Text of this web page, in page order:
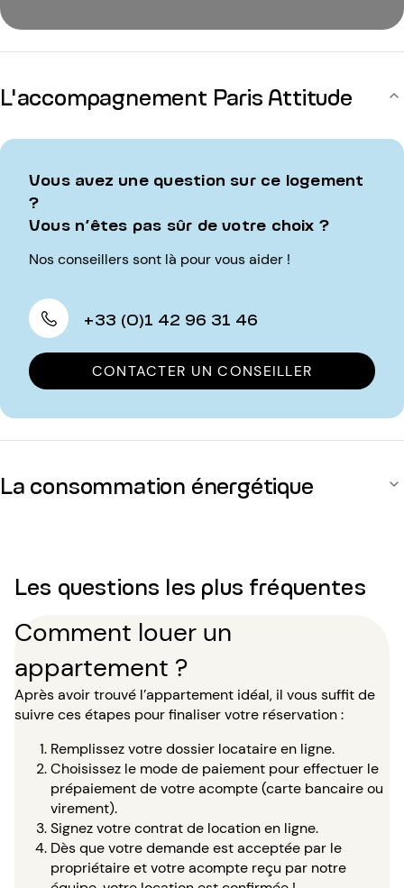
L'accompagnement Paris Attitude
Vous avez une question sur ce logement
?
Vous n’êtes pas sûr de votre choix ?
Nos conseillers sont là pour vous aider !
+33 (0)1 42 96 31 46
CONTACTER UN CONSEILLER
La consommation énergétique
Les questions les plus fréquentes
Comment louer un
appartement ?
Après avoir trouvé l’appartement idéal, il vous suffit de
suivre ces étapes pour finaliser votre réservation :
Remplissez votre dossier locataire en ligne.
Choisissez le mode de paiement pour effectuer le
prépaiement de votre acompte (carte bancaire ou
virement).
Signez votre contrat de location en ligne.
Dès que votre demande est acceptée par le
propriétaire et votre acompte reçu par notre